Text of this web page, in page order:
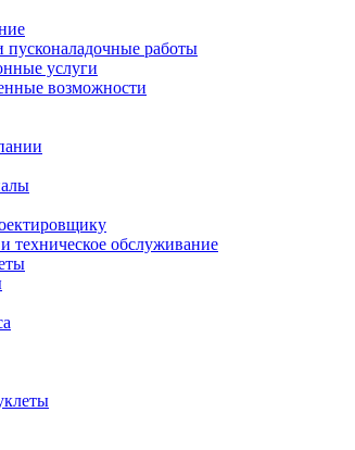
работы
услуги
возможности
техническое обслуживание